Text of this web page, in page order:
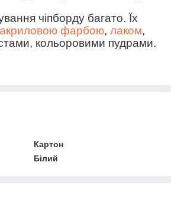
чіпборду багато. Їх
акриловою фарбою, лаком,
кольоровими пудрами.
Картон
Білий